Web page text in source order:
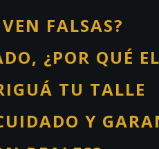
FALSAS?
¿POR QUÉ
TU TALLE
Y